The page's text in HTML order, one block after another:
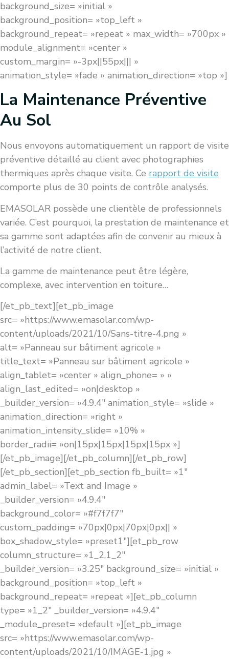
background_size= »initial »
background_position= »top_left »
background_repeat= »repeat » max_width= »700px »
module_alignment= »center »
custom_margin= »-3px||55px||| »
animation_style= »fade » animation_direction= »top »]
La Maintenance Préventive
Au Sol
Nous envoyons automatiquement un rapport de visite
préventive détaillé au client avec photographies
thermiques après chaque visite. Ce rapport de visite
comporte plus de 30 points de contrôle analysés.
EMASOLAR possède une clientèle de professionnels
variée. C’est pourquoi, la prestation de maintenance et
sa gamme sont adaptées afin de convenir au mieux à
l’activité de notre client.
La gamme de maintenance peut être légère,
complexe, avec intervention en toiture…
[/et_pb_text][et_pb_image
src= »https://www.emasolar.com/wp-
content/uploads/2021/10/Sans-titre-4.png »
alt= »Panneau sur bâtiment agricole »
title_text= »Panneau sur bâtiment agricole »
align_tablet= »center » align_phone= » »
align_last_edited= »on|desktop »
_builder_version= »4.9.4″ animation_style= »slide »
animation_direction= »right »
animation_intensity_slide= »10% »
border_radii= »on|15px|15px|15px|15px »]
[/et_pb_image][/et_pb_column][/et_pb_row]
[/et_pb_section][et_pb_section fb_built= »1″
admin_label= »Text and Image »
_builder_version= »4.9.4″
background_color= »#f7f7f7″
custom_padding= »70px|0px|70px|0px|| »
box_shadow_style= »preset1″][et_pb_row
column_structure= »1_2,1_2″
_builder_version= »3.25″ background_size= »initial »
background_position= »top_left »
background_repeat= »repeat »][et_pb_column
type= »1_2″ _builder_version= »4.9.4″
_module_preset= »default »][et_pb_image
src= »https://www.emasolar.com/wp-
content/uploads/2021/10/IMAGE-1.jpg »